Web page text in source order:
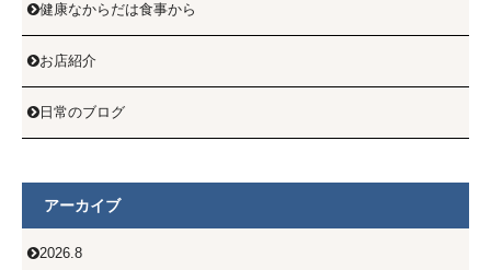
健康なからだは食事から
お店紹介
 日常のブログ
アーカイブ
2026.8